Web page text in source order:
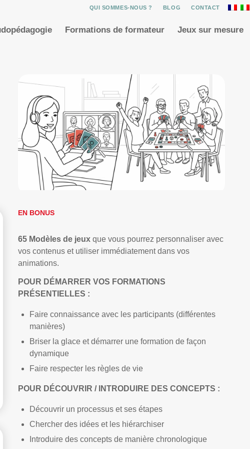
QUI SOMMES-NOUS ? BLOG CONTACT
Formations de formateur Jeux sur mesure
EN BONUS
65 Modèles de jeux que vous pourrez personnaliser avec
vos contenus et utiliser immédiatement dans vos
animations.
POUR DÉMARRER VOS FORMATIONS
PRÉSENTIELLES :
Faire connaissance avec les participants (différentes
manières)
Briser la glace et démarrer une formation de façon
dynamique
Faire respecter les règles de vie
POUR DÉCOUVRIR / INTRODUIRE DES CONCEPTS :
Découvrir un processus et ses étapes
Chercher des idées et les hiérarchiser
Introduire des concepts de manière chronologique